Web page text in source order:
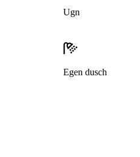
Ugn
Egen dusch